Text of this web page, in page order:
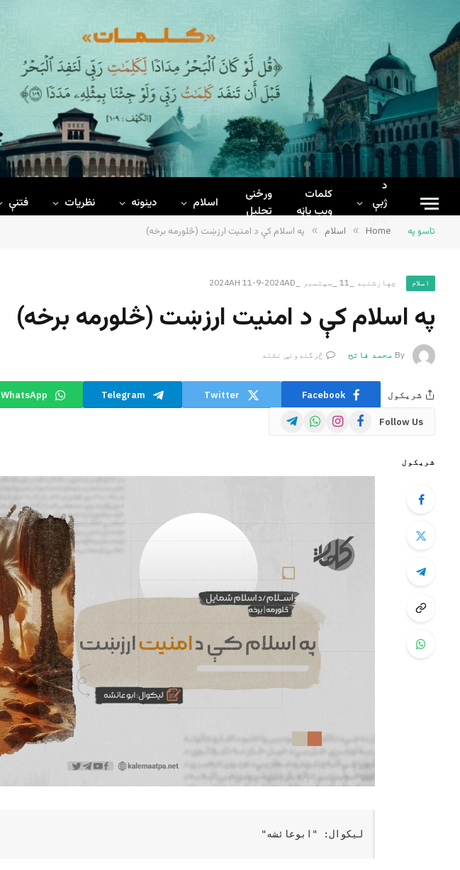
د
ژبې
ټاکل
کلمات
ويب پاڼه
ورځنی
تحلیل
اسلام دینونه نظریات فتنې
تاسو په Home
» اسلام » په اسلام کې د امنيت ارزښت (څلورمه برخه)
اسلام چهارشنبه _11 _سپتمبر _2024AH 11-9-2024AD
په اسلام کې د امنيت ارزښت (څلورمه برخه)
By محمد فاتح څرگندونې نشته
شریکول Facebook
Twitter
Telegram
WhatsApp
Follow Us
Facebook
Instagram
WhatsApp
Telegram
شریکول
لیکوال: "ابوعائشه"